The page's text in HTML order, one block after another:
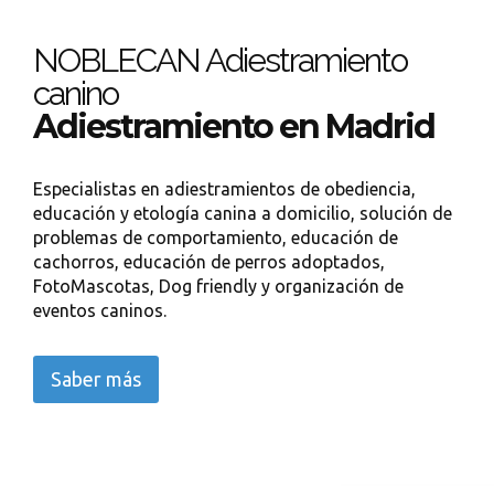
NOBLECAN Adiestramiento
canino
Adiestramiento en Madrid
Especialistas en adiestramientos de obediencia,
educación y etología canina a domicilio, solución de
problemas de comportamiento, educación de
cachorros, educación de perros adoptados,
FotoMascotas, Dog friendly y organización de
eventos caninos.
Saber más